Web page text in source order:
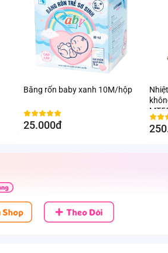
Băng rốn baby xanh 10M/hộp
25.000đ